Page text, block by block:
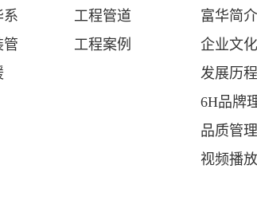
系
管
工程管道
工程案例
富华简介
企业文化
发展历程
6H品牌
品质管理
视频播放